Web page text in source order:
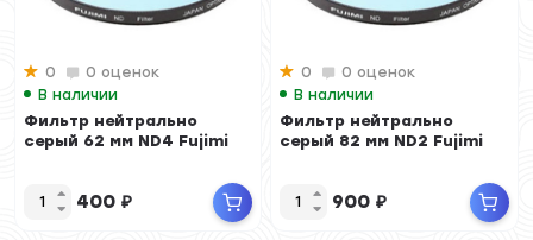
0
0 оценок
В наличии
Фильтр нейтрально
серый 62 мм ND4 Fujimi
400 ₽
0
0 оценок
В наличии
Фильтр нейтрально
серый 82 мм ND2 Fujimi
900 ₽